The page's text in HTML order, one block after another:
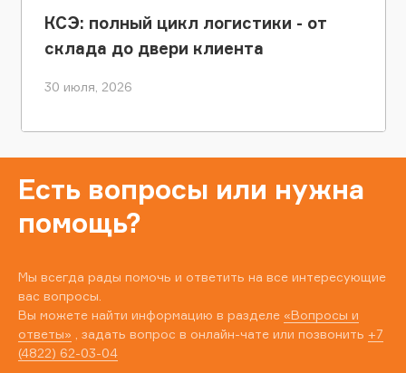
КСЭ: полный цикл логистики - от
склада до двери клиента
30 июля, 2026
Есть вопросы или нужна
помощь?
Мы всегда рады помочь и ответить на все интересующие
вас вопросы.
Вы можете найти информацию в разделе «Вопросы и
ответы» , задать вопрос в онлайн-чате или позвонить +7
(4822) 62-03-04